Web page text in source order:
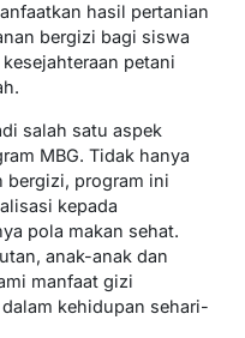
hasil pertanian
bergizi bagi siswa
petani
salah satu aspek
MBG. Tidak hanya
bergizi, program ini
kepada
pola makan sehat.
anak-anak dan
manfaat gizi
kehidupan sehari-